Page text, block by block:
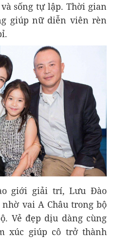
sống tự lập. Thời gian
giúp nữ diễn viên rèn
giới giải trí, Lưu Đào
vai A Châu trong bộ
Vẻ đẹp dịu dàng cùng
xúc giúp cô trở thành